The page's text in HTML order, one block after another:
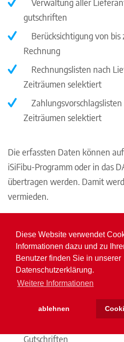
Diese Website verwendet
Informationen dazu und zu
Benutzer finden Sie in unserer
Datenschutzerklärung.
Weitere Informationen
ablehnen
gutschriften
Berücksichtigung von bis
Rechnung
Rechnungslisten nach
Zeiträumen selektiert
Zeiträumen selektiert
Die erfassten Daten können
iSiFibu-Programm oder in das
übertragen werden. Damit
vermieden.
Wahlweise mit Scheck,
beleglos (Online-Banking)
Direkte Auswahl am
Zahlungsvorschlagsliste
Gutschriften